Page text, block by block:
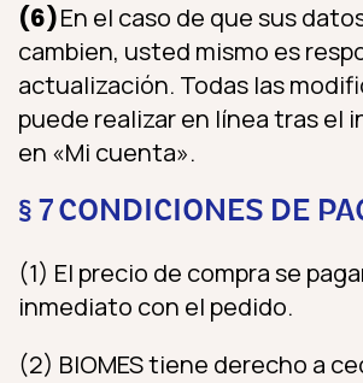
(6)En el caso de que sus
cambien, usted mismo es
actualización. Todas las
puede realizar en línea tras el
en «Mi cuenta».
§ 7 CONDICIONES DE
(1) El precio de compra se
inmediato con el pedido.
(2) BIOMES tiene derecho a